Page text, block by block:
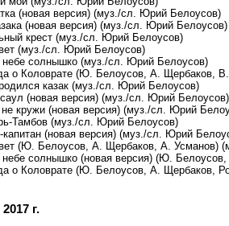
(новая версия) (муз./сл. Юрий Белоусов)
(новая версия) (муз./сл. Юрий Белоусов)
крест (муз./сл. Юрий Белоусов)
(муз./сл. Юрий Белоусов)
солнышко (муз./сл. Юрий Белоусов)
о Коловрате (Ю. Белоусов, А. Щербаков,
казак (муз./сл. Юрий Белоусов)
(новая версия) (муз./сл. Юрий Белоусов)
не кружи (новая версия) (муз./сл. Юрий
Тамбов (муз./сл. Юрий Белоусов)
капитан (новая версия) (муз./сл. Юрий
(Ю. Белоусов, А. Щербаков, А. Усманов)
солнышко (новая версия) (Ю.
о Коловрате (Ю. Белоусов, А. Щербаков,
г.